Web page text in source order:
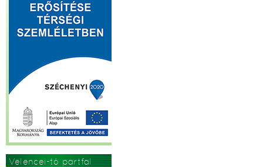
Velencei-tó partfal